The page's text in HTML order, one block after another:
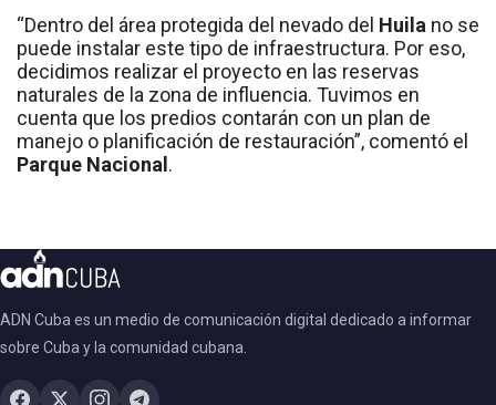
“Dentro del área protegida del nevado del Huila no se
puede instalar este tipo de infraestructura. Por eso,
decidimos realizar el proyecto en las reservas
naturales de la zona de influencia. Tuvimos en
cuenta que los predios contarán con un plan de
manejo o planificación de restauración”, comentó el
Parque Nacional .
ADN Cuba es un medio de comunicación digital dedicado a informar
sobre Cuba y la comunidad cubana.